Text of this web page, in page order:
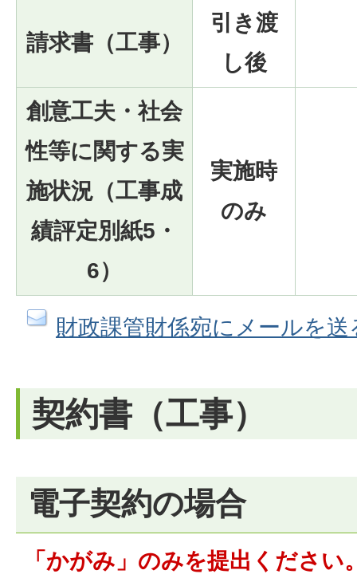
請求書（工事）
引き渡
し後
創意工夫・社会
性等に関する実
施状況（工事成
績評定別紙5・
6）
実施時
のみ
財政課管財係宛にメールを送
契約書（工事）
電子契約の場合
「かがみ」のみを提出ください